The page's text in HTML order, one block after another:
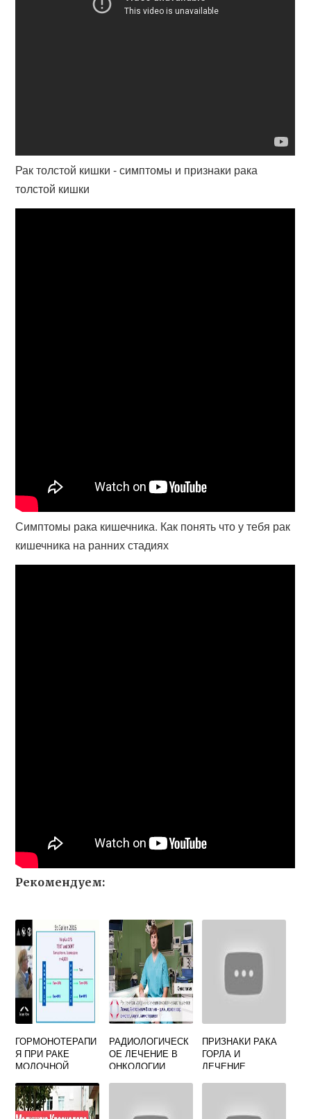
Рак толстой кишки - симптомы и признаки рака
толстой кишки
Симптомы рака кишечника. Как понять что у тебя рак
кишечника на ранних стадиях
Рекомендуем:
ГОРМОНОТЕРАПИ
Я ПРИ РАКЕ
МОЛОЧНОЙ
РАДИОЛОГИЧЕСК
ОЕ ЛЕЧЕНИЕ В
ОНКОЛОГИИ
ПРИЗНАКИ РАКА
ГОРЛА И
ЛЕЧЕНИЕ